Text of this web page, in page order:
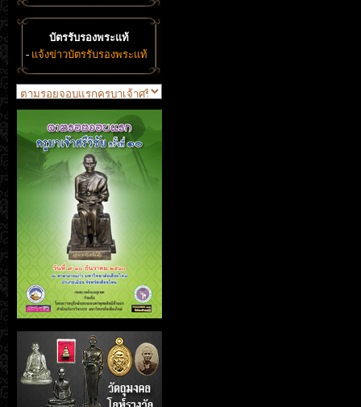
บัตรรับรองพระแท้
- แจ้งข่าวบัตรรับรองพระแท้